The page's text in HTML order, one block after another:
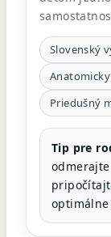
Slovenský
Priedušný
Tip pre